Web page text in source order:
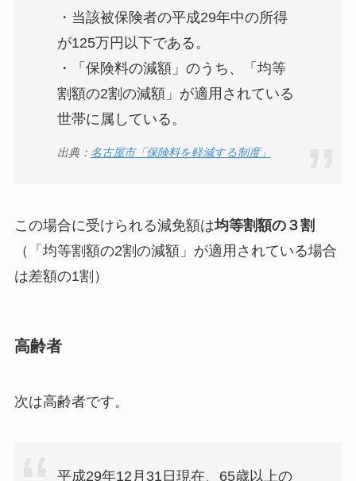
・当該被保険者の平成29年中の所得
が125万円以下である。
・「保険料の減額」のうち、「均等
割額の2割の減額」が適用されている
世帯に属している。
出典： 名古屋市「保険料を軽減する制度」
この場合に受けられる減免額は均等割額の３割
（「均等割額の2割の減額」が適用されている場合
は差額の1割）
高齢者
次は高齢者です。
平成29年12月31日現在、65歳以上の